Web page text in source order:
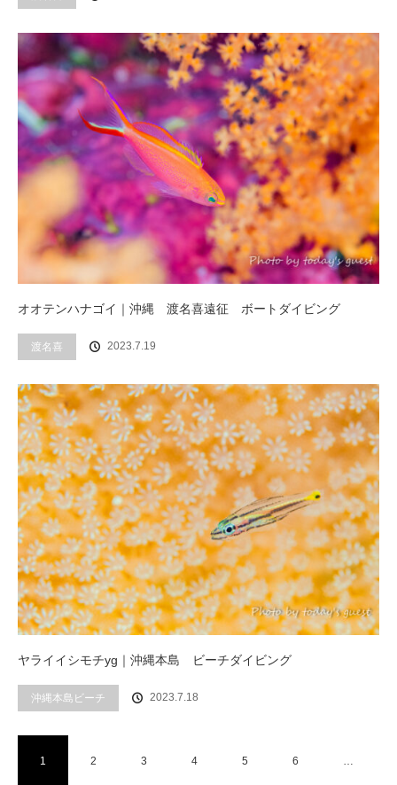
オオテンハナゴイ｜沖縄 渡名喜遠征 ボートダイビング
渡名喜 2023.7.19
ヤライイシモチyg｜沖縄本島 ビーチダイビング
沖縄本島ビーチ 2023.7.18
1 2 3 4 5 6 …